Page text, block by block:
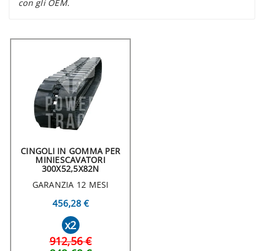
con gli OEM.
CINGOLI IN GOMMA PER
MINIESCAVATORI
300X52,5X82N
GARANZIA 12 MESI
456,28 €
x2
912,56 €